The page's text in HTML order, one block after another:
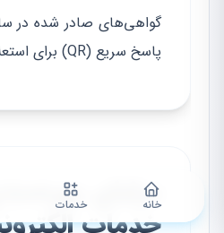
پاسخ سریع (QR) برای استعلام آنی هستند.
مزایای
خانه خدمات